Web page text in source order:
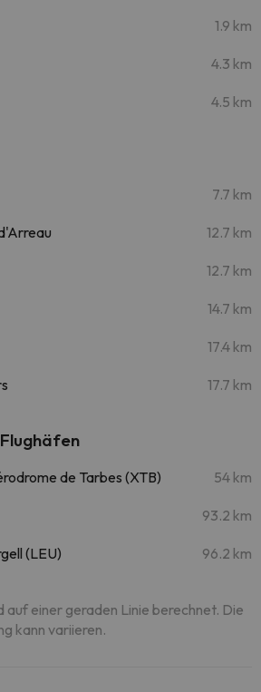
1.9 km
4.3 km
4.5 km
7.7 km
12.7 km
12.7 km
14.7 km
17.4 km
17.7 km
de Tarbes (XTB) 54 km
93.2 km
(LEU) 96.2 km
auf einer geraden Linie berechnet. Die
kann variieren.